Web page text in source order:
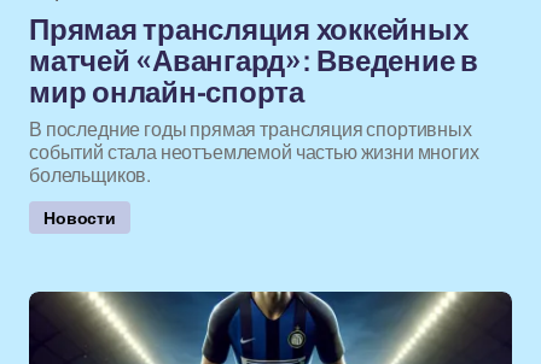
Прямая трансляция хоккейных
матчей «Авангард»: Введение в
мир онлайн-спорта
В последние годы прямая трансляция спортивных
событий стала неотъемлемой частью жизни многих
болельщиков.
Новости